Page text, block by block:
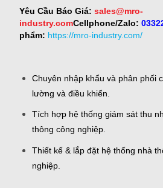
Yêu Cầu Báo Giá: sales@mro-
industry.comCellphone/Zalo:
phẩm: https://mro-industry.com/
Chuyên nhập khẩu và phân phối
lường và điều khiển.
Tích hợp hệ thống giám sát thu
thông công nghiệp.
Thiết kế & lắp đặt hệ thống nhà
nghiệp.